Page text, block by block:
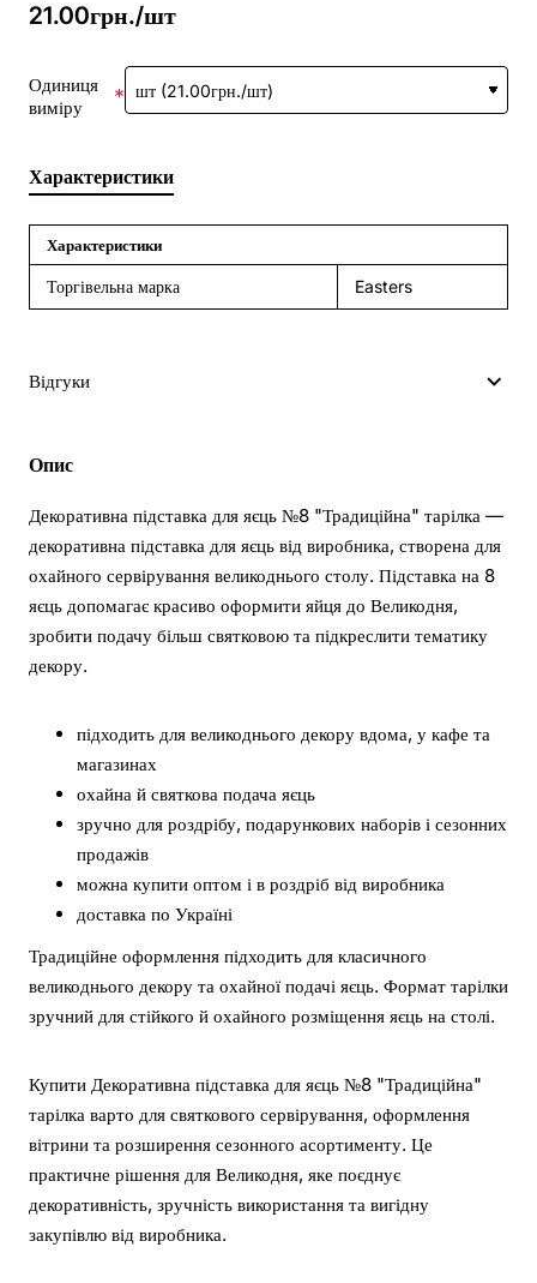
21.00грн./шт
Одиниця
виміру
Характеристики
Характеристики
Торгівельна марка Easters
Відгуки
Опис
Декоративна підставка для яєць №8 "Традиційна" тарілка —
декоративна підставка для яєць від виробника, створена для
охайного сервірування великоднього столу. Підставка на 8
яєць допомагає красиво оформити яйця до Великодня,
зробити подачу більш святковою та підкреслити тематику
декору.
підходить для великоднього декору вдома, у кафе та
магазинах
охайна й святкова подача яєць
зручно для роздрібу, подарункових наборів і сезонних
продажів
можна купити оптом і в роздріб від виробника
доставка по Україні
Традиційне оформлення підходить для класичного
великоднього декору та охайної подачі яєць. Формат тарілки
зручний для стійкого й охайного розміщення яєць на столі.
Купити Декоративна підставка для яєць №8 "Традиційна"
тарілка варто для святкового сервірування, оформлення
вітрини та розширення сезонного асортименту. Це
практичне рішення для Великодня, яке поєднує
декоративність, зручність використання та вигідну
закупівлю від виробника.